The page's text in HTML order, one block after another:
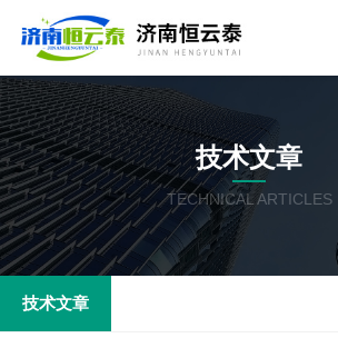
技术文章
TECHNICAL ARTICLES
技术文章